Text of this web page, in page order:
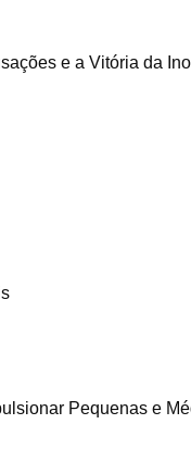
e a Vitória da
Pequenas e